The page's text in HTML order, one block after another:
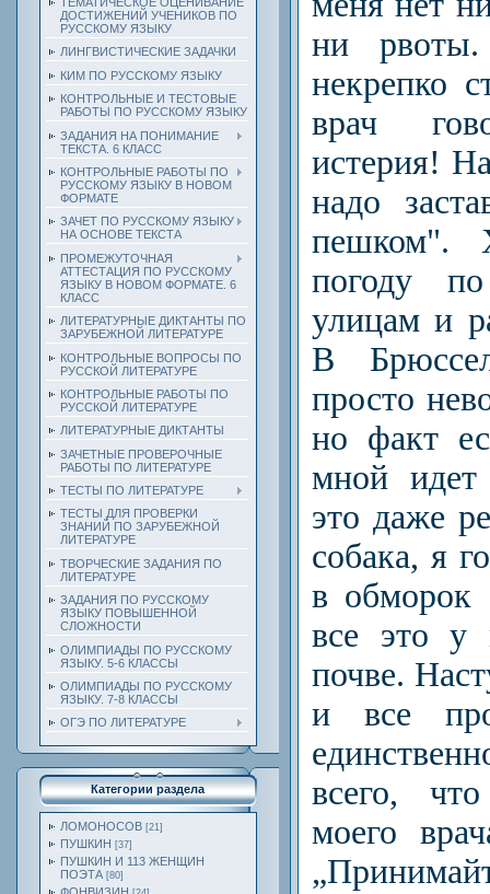
ДОСТИЖЕНИЙ УЧЕНИКОВ ПО
РУССКОМУ ЯЗЫКУ
ЛИНГВИСТИЧЕСКИЕ ЗАДАЧКИ
КИМ ПО РУССКОМУ ЯЗЫКУ
КОНТРОЛЬНЫЕ И ТЕСТОВЫЕ
РАБОТЫ ПО РУССКОМУ ЯЗЫКУ
ЗАДАНИЯ НА ПОНИМАНИЕ
ТЕКСТА. 6 КЛАСС
КОНТРОЛЬНЫЕ РАБОТЫ ПО
РУССКОМУ ЯЗЫКУ В НОВОМ
ФОРМАТЕ
ЗАЧЕТ ПО РУССКОМУ ЯЗЫКУ
НА ОСНОВЕ ТЕКСТА
ПРОМЕЖУТОЧНАЯ
АТТЕСТАЦИЯ ПО РУССКОМУ
ЯЗЫКУ В НОВОМ ФОРМАТЕ. 6
КЛАСС
ЛИТЕРАТУРНЫЕ ДИКТАНТЫ ПО
ЗАРУБЕЖНОЙ ЛИТЕРАТУРЕ
КОНТРОЛЬНЫЕ ВОПРОСЫ ПО
РУССКОЙ ЛИТЕРАТУРЕ
КОНТРОЛЬНЫЕ РАБОТЫ ПО
РУССКОЙ ЛИТЕРАТУРЕ
ЛИТЕРАТУРНЫЕ ДИКТАНТЫ
ЗАЧЕТНЫЕ ПРОВЕРОЧНЫЕ
РАБОТЫ ПО ЛИТЕРАТУРЕ
ТЕСТЫ ПО ЛИТЕРАТУРЕ
ТЕСТЫ ДЛЯ ПРОВЕРКИ
ЗНАНИЙ ПО ЗАРУБЕЖНОЙ
ЛИТЕРАТУРЕ
ТВОРЧЕСКИЕ ЗАДАНИЯ ПО
ЛИТЕРАТУРЕ
ЗАДАНИЯ ПО РУССКОМУ
ЯЗЫКУ ПОВЫШЕННОЙ
СЛОЖНОСТИ
ОЛИМПИАДЫ ПО РУССКОМУ
ЯЗЫКУ. 5-6 КЛАССЫ
ОЛИМПИАДЫ ПО РУССКОМУ
ЯЗЫКУ. 7-8 КЛАССЫ
ОГЭ ПО ЛИТЕРАТУРЕ
Категории раздела
ЛОМОНОСОВ [21]
ПУШКИН [37]
ПУШКИН И 113 ЖЕНЩИН
ПОЭТА [80]
ни
некрепко
врач
истерия!
надо
пешком".
погоду
улицам и
В
просто
но факт
мной идет
это даже
собака, я
в
все это у
почве.
и все
всего,
моего